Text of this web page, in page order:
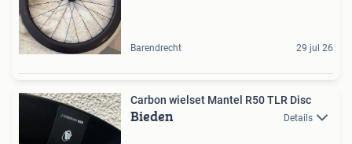
Barendrecht 29 jul 26
Carbon wielset Mantel R50 TLR Disc
Bieden Details